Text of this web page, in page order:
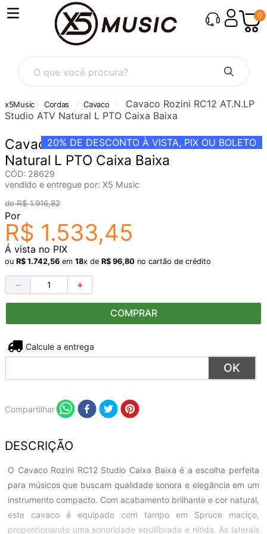
0
O que você procura?
Cordas Cavaco
Cavaco Rozini RC12 AT.N.LP
Studio ATV Natural L PTO Caixa Baixa
20% DE DESCONTO À VISTA, PIX OU BOLETO
Cavaco Rozini RC12 AT.N.LP Studio ATV
Natural L PTO Caixa Baixa
CÓD: 28629
vendido e entregue por: X5 Music
R$ 1.916,82
Por
R$ 1.533,45
Á vista no PIX
ou R$ 1.742,56 em 18x de R$ 96,80 no cartão de crédito
＋
－
COMPRAR
Não sei meu CEP
Compartilhar
DESCRIÇÃO
O Cavaco Rozini RC12 Studio Caixa Baixa é a escolha perfeita
para músicos que buscam qualidade sonora e elegância em um
instrumento compacto. Com acabamento brilhante e cor natural,
este cavaco é equipado com tampo em Spruce maciço,
proporcionando uma sonoridade equilibrada e nítida. As laterais